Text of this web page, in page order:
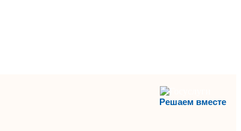
Решаем вместе